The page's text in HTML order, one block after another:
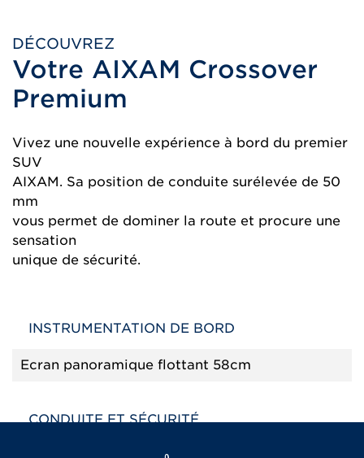
DÉCOUVREZ
Votre AIXAM Crossover
Premium
Vivez une nouvelle expérience à bord du premier
SUV
AIXAM. Sa position de conduite surélevée de 50
mm
vous permet de dominer la route et procure une
sensation
unique de sécurité.
INSTRUMENTATION DE BORD
Ecran panoramique flottant 58cm
CONDUITE ET SÉCURITÉ